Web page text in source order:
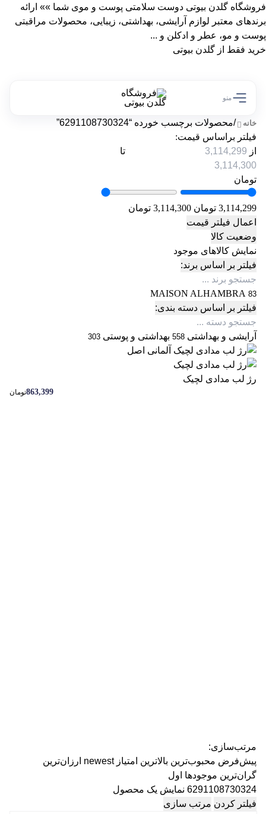
فروشگاه گلدن بیوتی دوست سلامتی پوست و موی شما »» ارائه
برندهای معتبر لوازم آرایشی، بهداشتی، زیبایی، محصولات مراقبتی
پوست و مو، عطر و ادکلن و ...
خرید فقط از گلدن بیوتی
منو
خانه /محصولات برچسب خورده “6291108730324”
فیلتر براساس قیمت:
از
تا
تومان
3,114,299 تومان
3,114,300 تومان
اعمال فیلتر قیمت
وضعیت کالا
نمایش کالاهای موجود
فیلتر بر اساس برند:
MAISON ALHAMBRA 83
فیلتر بر اساس دسته بندی:
آرایشی و بهداشتی 558 بهداشتی و پوستی 303
رژ لب مدادی لچیک
863,399تومان
مرتب‌سازی:
پیش‌فرض محبوب‌ترین بالاترین امتیاز newest ارزان‌ترین
گران‌ترین موجودها اول
6291108730324 نمایش یک محصول
فیلتر کردن مرتب سازی